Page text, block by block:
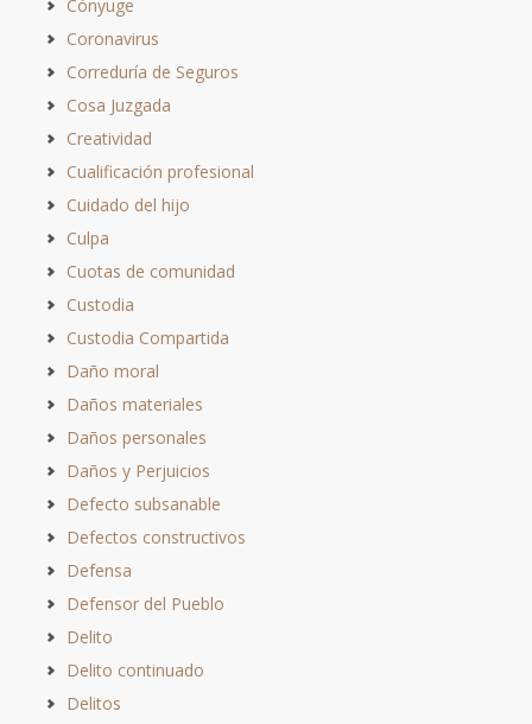
Cónyuge
Coronavirus
Correduría de Seguros
Cosa Juzgada
Creatividad
Cualificación profesional
Cuidado del hijo
Culpa
Cuotas de comunidad
Custodia
Custodia Compartida
Daño moral
Daños materiales
Daños personales
Daños y Perjuicios
Defecto subsanable
Defectos constructivos
Defensa
Defensor del Pueblo
Delito
Delito continuado
Delitos